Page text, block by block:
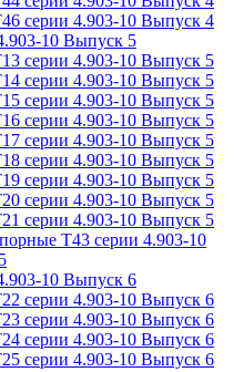
серии 4.903-10 Выпуск 4
10 Выпуск 5
серии 4.903-10 Выпуск 5
серии 4.903-10 Выпуск 5
серии 4.903-10 Выпуск 5
серии 4.903-10 Выпуск 5
серии 4.903-10 Выпуск 5
серии 4.903-10 Выпуск 5
серии 4.903-10 Выпуск 5
серии 4.903-10 Выпуск 5
серии 4.903-10 Выпуск 5
Т43 серии 4.903-10
10 Выпуск 6
серии 4.903-10 Выпуск 6
серии 4.903-10 Выпуск 6
серии 4.903-10 Выпуск 6
серии 4.903-10 Выпуск 6